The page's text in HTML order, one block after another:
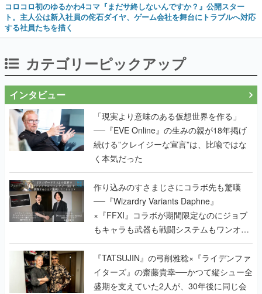
コロコロ初のゆるかわ4コマ『まだサ終しないんですか？』公開スター
ト。主人公は新入社員の侘石ダイヤ、ゲーム会社を舞台にトラブルへ対応
する社員たちを描く
カテゴリーピックアップ
インタビュー
「現実より意味のある仮想世界を作る」
──『EVE Online』の生みの親が18年掲げ
続ける”クレイジーな宣言”は、比喩ではな
く本気だった
作り込みのすさまじさにコラボ先も驚嘆
──『Wizardry Variants Daphne』
×『FFXI』コラボが期間限定なのにジョブ
もキャラも武器も戦闘システムもワンオフ
で作り込まれた理由を両ディレクターに聞
く
『TATSUJIN』の弓削雅稔×『ライデンファ
イターズ』の齋藤貴幸──かつて縦シュー全
盛期を支えていた2人が、30年後に同じ会